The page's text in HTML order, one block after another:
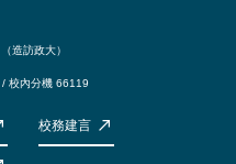
造訪政大）
校內分機 66119
校務建言